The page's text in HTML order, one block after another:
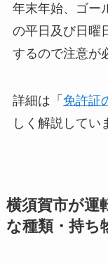
年末年始、ゴー
の平日及び日曜
するので注意が
詳細は「 免許証
しく解説してい
横須賀市が運
な種類・持ち